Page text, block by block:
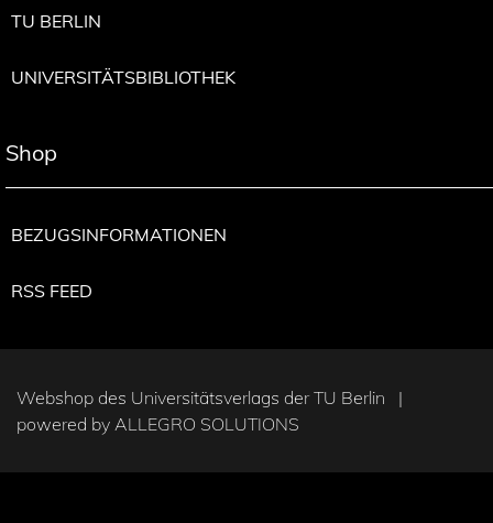
TU BERLIN
UNIVERSITÄTSBIBLIOTHEK
Shop
BEZUGSINFORMATIONEN
RSS FEED
Webshop des Universitätsverlags der TU Berlin |
powered by ALLEGRO SOLUTIONS